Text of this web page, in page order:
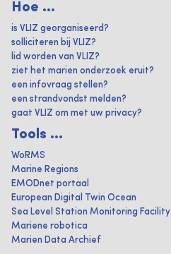
Hoe ...
is VLIZ georganiseerd?
solliciteren bij VLIZ?
lid worden van VLIZ?
ziet het marien onderzoek eruit?
een infovraag stellen?
een strandvondst melden?
gaat VLIZ om met uw privacy?
Tools ...
WoRMS
Marine Regions
EMODnet portaal
European Digital Twin Ocean
Sea Level Station Monitoring Facility
Mariene robotica
Marien Data Archief